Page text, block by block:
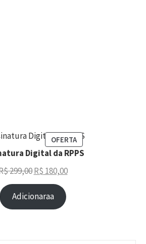
OFERTA
Digital da RPPS
299,00 R$ 180,00
Adicionaraa